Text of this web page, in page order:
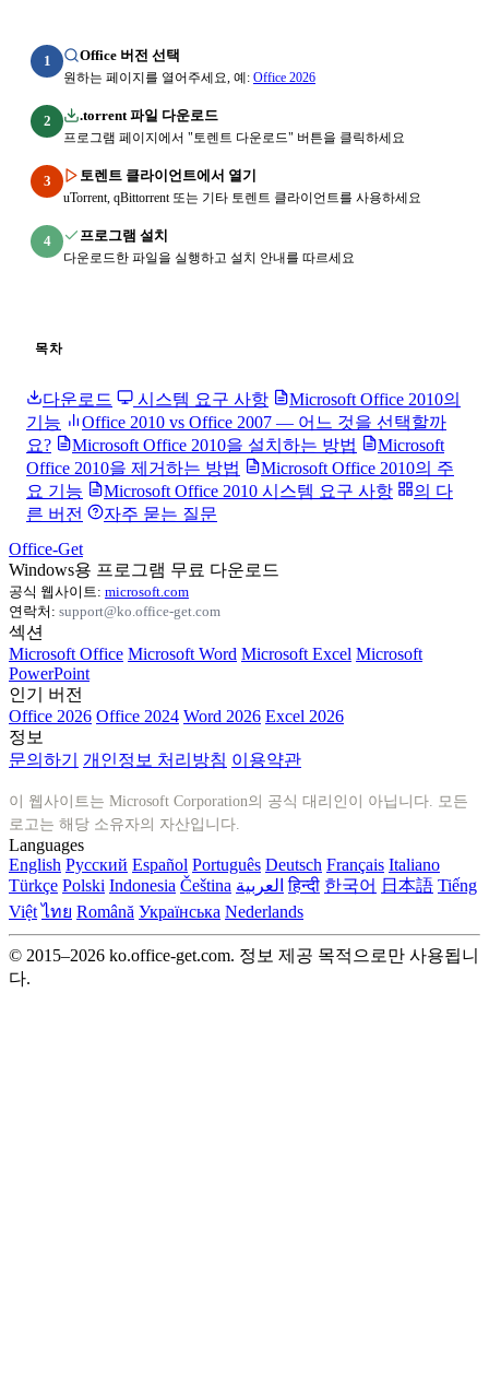
1 Office 버전 선택
원하는 페이지를 열어주세요, 예: Office 2026
2 .torrent 파일 다운로드
프로그램 페이지에서 "토렌트 다운로드" 버튼을 클릭하세요
3 토렌트 클라이언트에서 열기
uTorrent, qBittorrent 또는 기타 토렌트 클라이언트를 사용하세요
4 프로그램 설치
다운로드한 파일을 실행하고 설치 안내를 따르세요
목차
다운로드 시스템 요구 사항
Microsoft Office 2010의
기능
Office 2010 vs Office 2007 — 어느 것을 선택할까
요?
Microsoft Office 2010을 설치하는 방법
Microsoft
Office 2010을 제거하는 방법
Microsoft Office 2010의 주
요 기능
Microsoft Office 2010 시스템 요구 사항
의 다
른 버전
자주 묻는 질문
Office-Get
Windows용 프로그램 무료 다운로드
공식 웹사이트: microsoft.com
연락처: support@ko.office-get.com
섹션
Microsoft Office Microsoft Word Microsoft Excel Microsoft
PowerPoint
인기 버전
Office 2026 Office 2024 Word 2026 Excel 2026
정보
문의하기
개인정보 처리방침 이용약관
이 웹사이트는 Microsoft Corporation의 공식 대리인이 아닙니다. 모든
로고는 해당 소유자의 자산입니다.
Languages
English Русский Español Português Deutsch Français Italiano
Türkçe Polski Indonesia Čeština العربية हिन्दी 한국어 日本語 Tiếng
Việt ไทย Română Українська Nederlands
© 2015–2026 ko.office-get.com. 정보 제공 목적으로만 사용됩니
다.